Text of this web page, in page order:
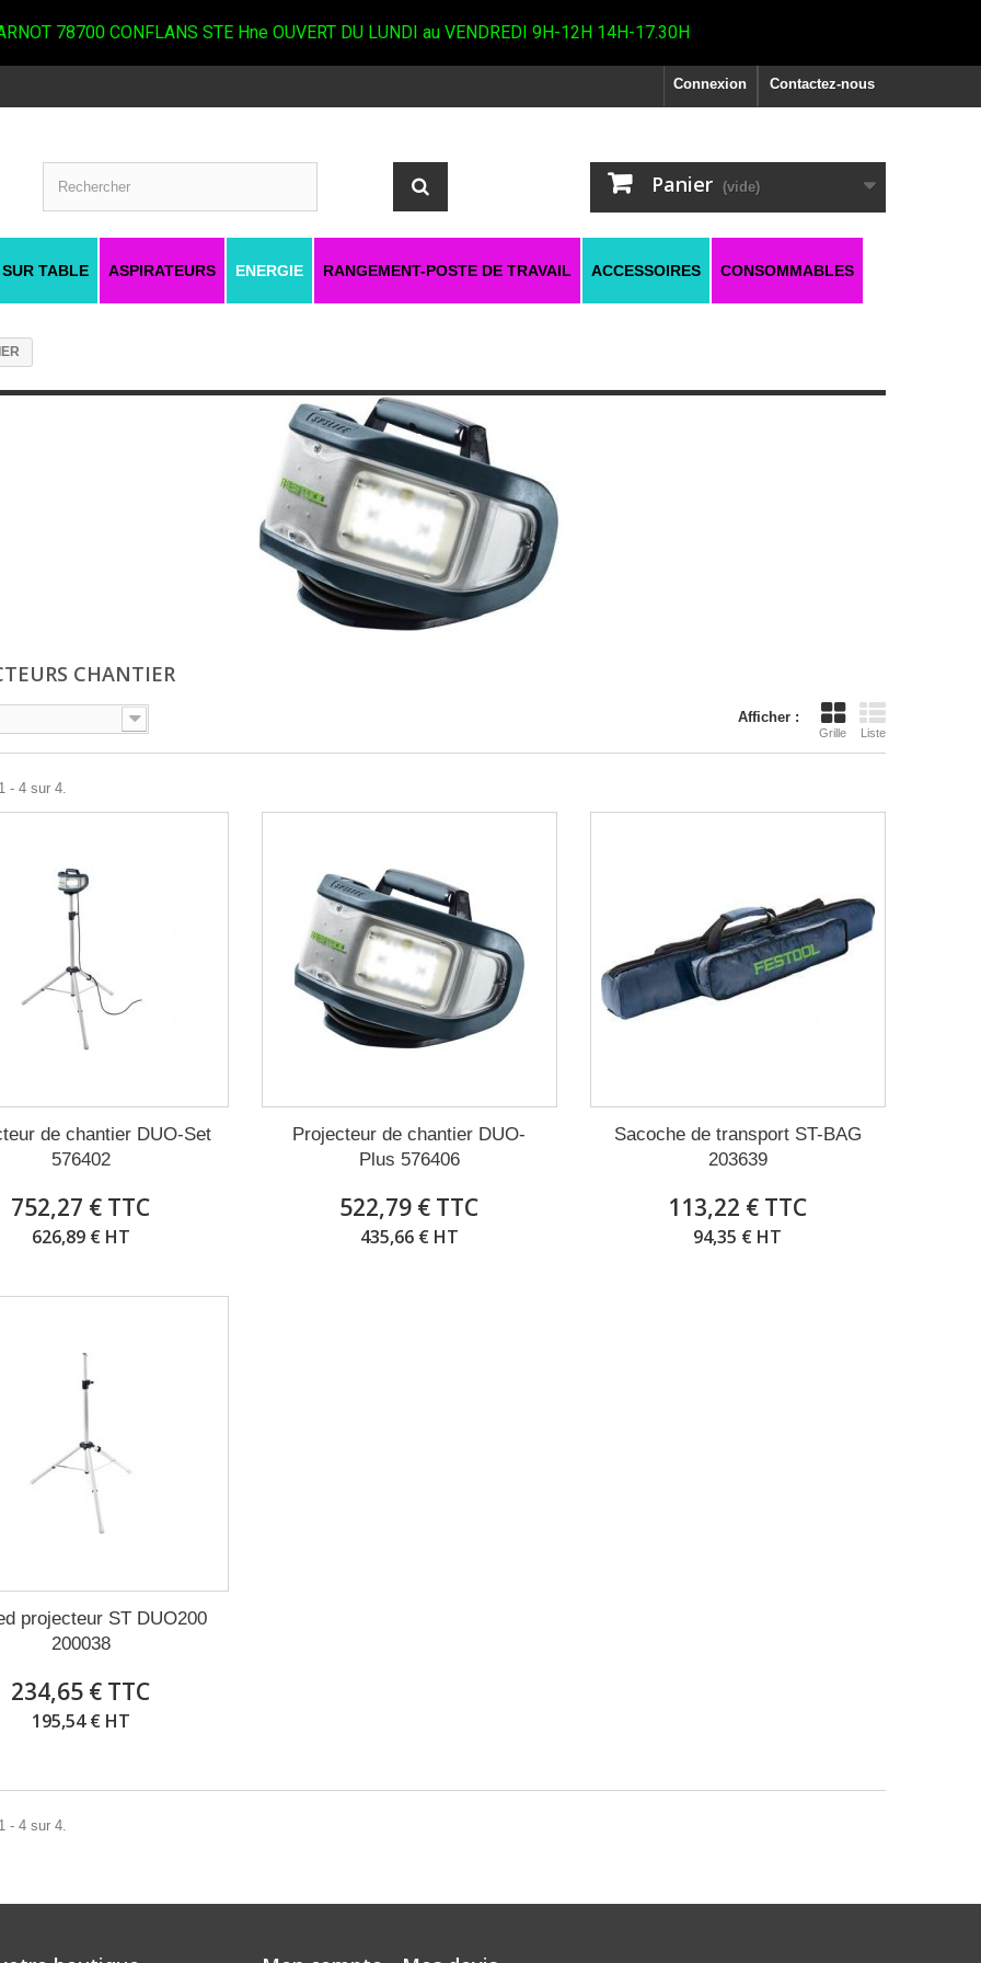
78700 CONFLANS STE Hne OUVERT DU LUNDI au VENDREDI 9H-12H 14H-17.30H
Contactez-nous
Connexion
Panier (vide)
TABLE ASPIRATEURS ENERGIE RANGEMENT-POSTE DE TRAVAIL ACCESSOIRES CONSOMMABLES
CHANTIER
Afficher :
Grille Liste
- 4 sur 4.
de chantier DUO-Set
576402
752,27 € TTC
626,89 € HT
Projecteur de chantier DUO-
Plus 576406
522,79 € TTC
435,66 € HT
Sacoche de transport ST-BAG
203639
113,22 € TTC
94,35 € HT
projecteur ST DUO200
200038
234,65 € TTC
195,54 € HT
- 4 sur 4.